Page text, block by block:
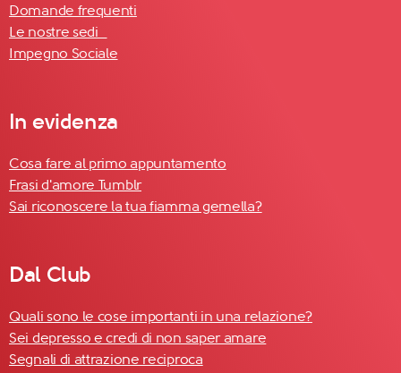
Domande frequenti
Le nostre sedi
Impegno Sociale
In evidenza
Cosa fare al primo appuntamento
Frasi d'amore Tumblr
Sai riconoscere la tua fiamma gemella?
Dal Club
Quali sono le cose importanti in una relazione?
Sei depresso e credi di non saper amare
Segnali di attrazione reciproca